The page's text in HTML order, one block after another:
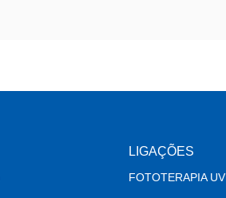
LIGAÇÕES
FOTOTERAPIA UV